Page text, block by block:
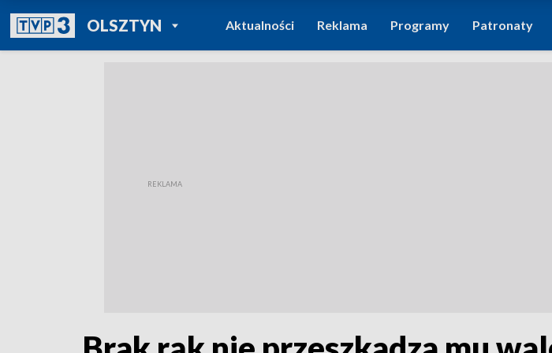
OLSZTYNPOWRÓT DO
TVP REGIONY
Aktualności Reklama Programy Patronaty